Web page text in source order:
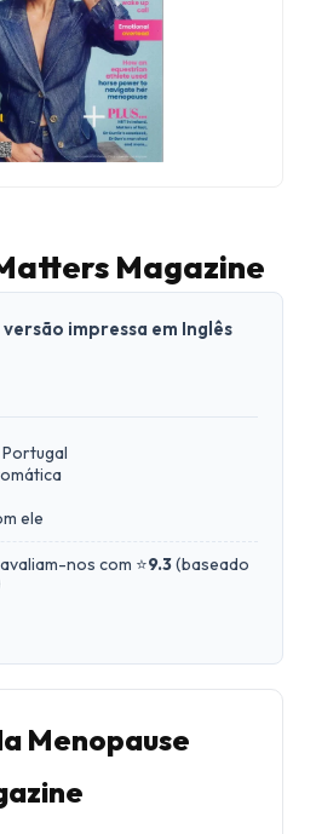
Magazine
impressa em Inglês
ele
nos com ⭐9.3(baseado
Menopause